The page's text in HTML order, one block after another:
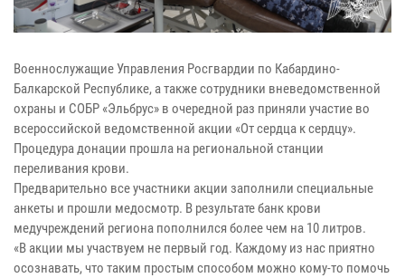
Военнослужащие Управления Росгвардии по Кабардино-
Балкарской Республике, а также сотрудники вневедомственной
охраны и СОБР «Эльбрус» в очередной раз приняли участие во
всероссийской ведомственной акции «От сердца к сердцу».
Процедура донации прошла на региональной станции
переливания крови.
Предварительно все участники акции заполнили специальные
анкеты и прошли медосмотр. В результате банк крови
медучреждений региона пополнился более чем на 10 литров.
«В акции мы участвуем не первый год. Каждому из нас приятно
осознавать, что таким простым способом можно кому-то помочь